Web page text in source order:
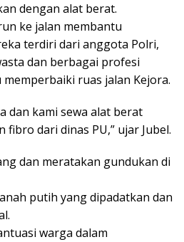
dengan alat berat.
ke jalan membantu
terdiri dari anggota Polri,
dan berbagai profesi
ruas jalan Kejora.
dan kami sewa alat berat
dari dinas PU,” ujar Jubel.
dan meratakan gundukan di
putih yang dipadatkan dan
warga dalam